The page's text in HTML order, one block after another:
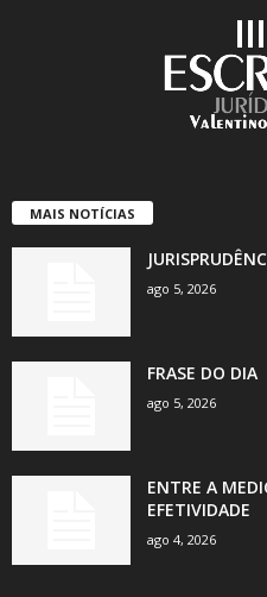
MAIS NOTÍCIAS
ago 5, 2026
FRASE DO DIA
ago 5, 2026
ENTRE A
EFETIVIDADE
ago 4, 2026